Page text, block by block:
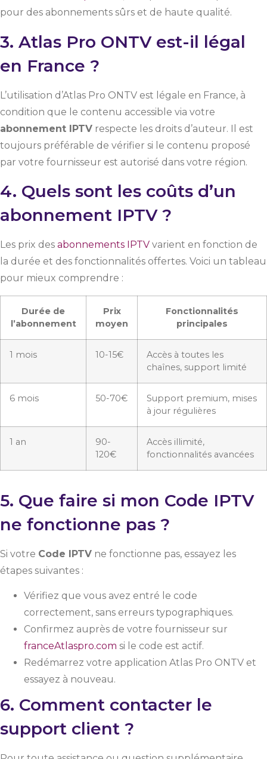
pour des abonnements sûrs et de haute qualité.
3. Atlas Pro ONTV est-il légal
en France ?
L’utilisation d’Atlas Pro ONTV est légale en France, à
condition que le contenu accessible via votre
abonnement IPTV respecte les droits d’auteur. Il est
toujours préférable de vérifier si le contenu proposé
par votre fournisseur est autorisé dans votre région.
4. Quels sont les coûts d’un
abonnement IPTV ?
Les prix des abonnements IPTV varient en fonction de
la durée et des fonctionnalités offertes. Voici un tableau
pour mieux comprendre :
Durée de
l’abonnement
Prix
moyen
Fonctionnalités
principales
1 mois 10-15€
Accès à toutes les
chaînes, support limité
6 mois 50-70€
Support premium, mises
à jour régulières
1 an
90-
120€
Accès illimité,
fonctionnalités avancées
5. Que faire si mon Code IPTV
ne fonctionne pas ?
Si votre Code IPTV ne fonctionne pas, essayez les
étapes suivantes :
Vérifiez que vous avez entré le code
correctement, sans erreurs typographiques.
Confirmez auprès de votre fournisseur sur
franceAtlaspro.com si le code est actif.
Redémarrez votre application Atlas Pro ONTV et
essayez à nouveau.
6. Comment contacter le
support client ?